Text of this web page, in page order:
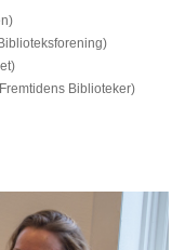
Biblioteker)